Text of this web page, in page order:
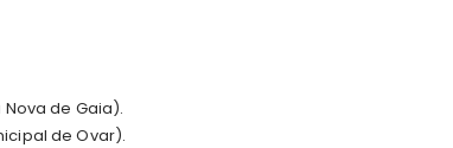
de Gaia).
de Ovar).